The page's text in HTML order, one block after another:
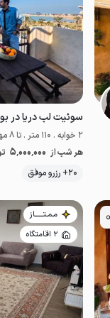
اقتصادی
سوئیت لب دریا در
2 خوابه . 110 متر . تا 8 مهمان
هر شب از 5٬000٬000
20+ رزرو موفق
مـمـتــــــاز
2 اقامتگاه